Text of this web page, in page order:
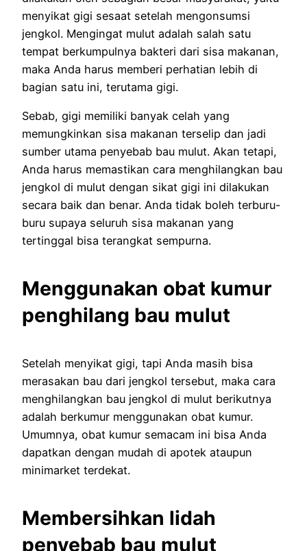
menyikat gigi sesaat setelah mengonsumsi
jengkol. Mengingat mulut adalah salah satu
tempat berkumpulnya bakteri dari sisa makanan,
maka Anda harus memberi perhatian lebih di
bagian satu ini, terutama gigi.
Sebab, gigi memiliki banyak celah yang
memungkinkan sisa makanan terselip dan jadi
sumber utama penyebab bau mulut. Akan tetapi,
Anda harus memastikan cara menghilangkan bau
jengkol di mulut dengan sikat gigi ini dilakukan
secara baik dan benar. Anda tidak boleh terburu-
buru supaya seluruh sisa makanan yang
tertinggal bisa terangkat sempurna.
Menggunakan obat kumur
penghilang bau mulut
Setelah menyikat gigi, tapi Anda masih bisa
merasakan bau dari jengkol tersebut, maka cara
menghilangkan bau jengkol di mulut berikutnya
adalah berkumur menggunakan obat kumur.
Umumnya, obat kumur semacam ini bisa Anda
dapatkan dengan mudah di apotek ataupun
minimarket terdekat.
Membersihkan lidah
penyebab bau mulut